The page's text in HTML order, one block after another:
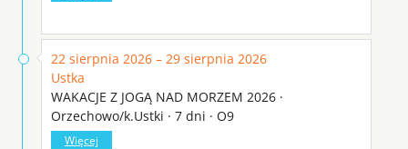
22 sierpnia 2026 – 29 sierpnia 2026
Ustka
WAKACJE Z JOGĄ NAD MORZEM 2026 ·
Orzechowo/k.Ustki · 7 dni · O9
Więcej